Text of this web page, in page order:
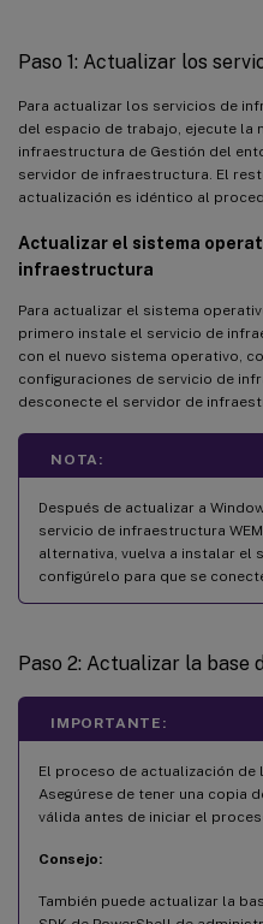
Paso 1: Actualizar los
Para actualizar los servicios de
del espacio de trabajo, ejecute la
infraestructura de Gestión del
servidor de infraestructura. El
actualización es idéntico al
Actualizar el sistema
infraestructura
Para actualizar el sistema
primero instale el servicio de
con el nuevo sistema operativo,
configuraciones de servicio de
desconecte el servidor de
NOTA:
Después de actualizar a
servicio de infraestructura
alternativa, vuelva a instalar el
configúrelo para que se
Paso 2: Actualizar la base
IMPORTANTE:
El proceso de actualización de
Asegúrese de tener una copia
válida antes de iniciar el
Consejo:
También puede actualizar la